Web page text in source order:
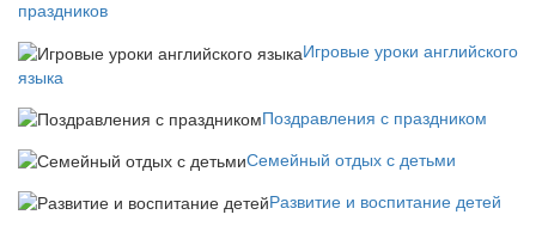
праздников
Игровые уроки английского
языка
Поздравления с праздником
Семейный отдых с детьми
Развитие и воспитание детей